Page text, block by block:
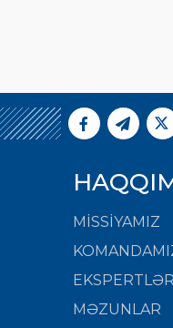
MISSIYAMIZ
EKSPERTLƏR
MƏZUNLAR